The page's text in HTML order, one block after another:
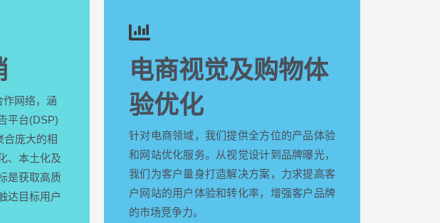
作网络，涵
平台(DSP)
合庞大的相
、本土化及
是获取高质
达目标用户
电商视觉及购物体
验优化
针对电商领域，我们提供全方位的产品体验
和网站优化服务。从视觉设计到品牌曝光，
我们为客户量身打造解决方案，力求提高客
户网站的用户体验和转化率，增强客户品牌
的市场竞争力。